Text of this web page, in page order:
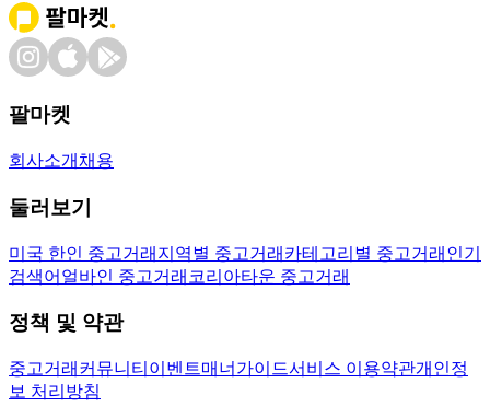
팔마켓
회사소개 채용
둘러보기
미국 한인 중고거래 지역별 중고거래 카테고리별 중고거래 인기
검색어 얼바인 중고거래 코리아타운 중고거래
정책 및 약관
중고거래 커뮤니티 이벤트매너가이드서비스 이용약관개인정
보 처리방침